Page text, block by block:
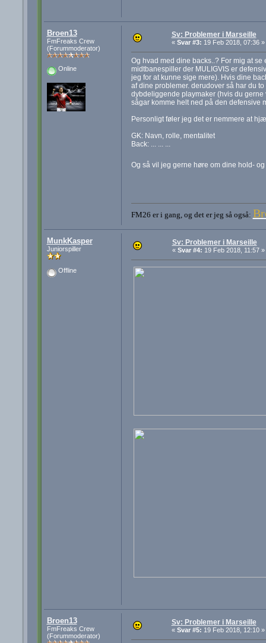
Broen13
FmFreaks Crew
(Forummoderator)
Online
Sv: Problemer i Marseille
« Svar #3: 19 Feb 2018, 07:36 »
Og hvad med dine backs..? For mig at
midtbanespiller der MULIGVIS er
jeg for at kunne sige mere). Hvis dine
af dine problemer. derudover så har du
dybdeliggende playmaker (hvis du
sågar komme helt ned på den defensive
Personligt føler jeg det er nemmere at
GK: Navn, rolle, mentalitet
Back: ... ... ...
Og så vil jeg gerne høre om dine hold-
FM26 er i gang, og det er jeg så også:
MunkKasper
Juniorspiller
Offline
Sv: Problemer i Marseille
« Svar #4: 19 Feb 2018, 11:57 »
Broen13
FmFreaks Crew
(Forummoderator)
Sv: Problemer i Marseille
« Svar #5: 19 Feb 2018, 12:10 »